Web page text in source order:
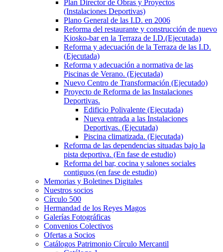
Plan Director de Obras y Proyectos
(Instalaciones Deportivas)
Plano General de las I.D. en 2006
Reforma del restaurante y construcción de nuevo
Kiosko-bar en la Terraza de I.D.(Ejecutada)
Reforma y adecuación de la Terraza de las I.D.
(Ejecutada)
Reforma y adecuación a normativa de las
Piscinas de Verano. (Ejecutada)
Nuevo Centro de Transformación (Ejecutado)
Proyecto de Reforma de las Instalaciones
Deportivas.
Edificio Polivalente (Ejecutada)
Nueva entrada a las Instalaciones
Deportivas. (Ejecutada)
Piscina climatizada. (Ejecutada)
Reforma de las dependencias situadas bajo la
pista deportiva. (En fase de estudio)
Reforma del bar, cocina y salones sociales
contiguos (en fase de estudio)
Memorias y Boletines Digitales
Nuestros socios
Círculo 500
Hermandad de los Reyes Magos
Galerías Fotográficas
Convenios Colectivos
Ofertas a Socios
Catálogos Patrimonio Círculo Mercantil